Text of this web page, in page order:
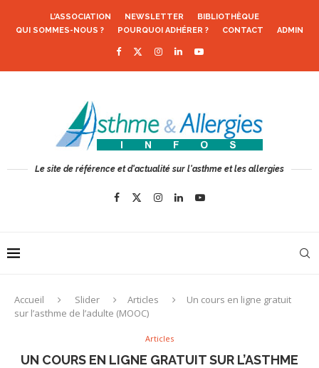
L’ASSOCIATION NEWSLETTER
BIBLIOTHÈQUE
QUI SOMMES-NOUS ?
POURQUOI ADHÉRER ? CONTACT ADMIN
Le site de référence et d'actualité sur l'asthme et les allergies
Accueil Slider Articles
Un cours en ligne gratuit
sur l’asthme de l’adulte (MOOC)
Articles
UN COURS EN LIGNE GRATUIT SUR L’ASTHME